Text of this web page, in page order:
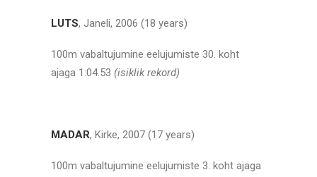
LUTS, Janeli, 2006 (18 years)
100m vabaltujumine eelujumiste 30. koht
ajaga 1:04.53 (isiklik rekord)
MADAR, Kirke, 2007 (17 years)
100m vabaltujumine eelujumiste 3. koht ajaga